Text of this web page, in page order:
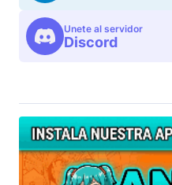
Unete al servidor
Discord